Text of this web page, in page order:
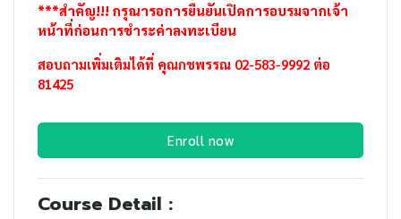
***สำคัญ!!! กรุณารอการยืนยันเปิดการอบรมจากเจ้า
หน้าที่ก่อนการชำระค่าลงทะเบียน
สอบถามเพิ่มเติมได้ที่ คุณกชพรรณ 02-583-9992 ต่อ
81425
Enroll now
Course Detail :